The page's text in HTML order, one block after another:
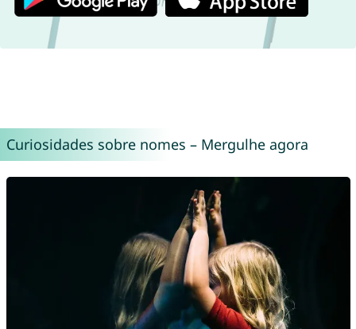
Curiosidades sobre nomes – Mergulhe agora